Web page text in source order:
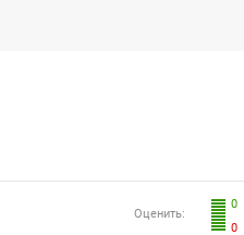
0
0
Оценить: